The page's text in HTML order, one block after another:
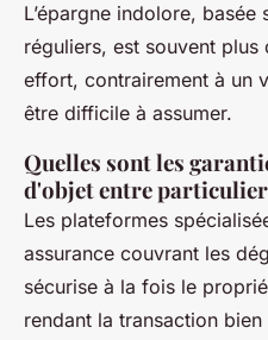
L’épargne indolore,
réguliers, est souvent plus
effort, contrairement à un
être difficile à assumer.
Quelles sont les
d'objet entre
Les plateformes
assurance couvrant les
sécurise à la fois le
rendant la transaction bien